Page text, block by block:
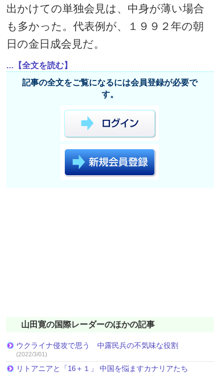
出かけての単独会見は、中身が薄い場合
も多かった。代表例が、１９９２年の朝
日の金日成会見だ。
...【全文を読む】
記事の全文をご覧になるには会員登録が必要で
す。
山田寛の国際レーダーのほかの記事
ウクライナ侵攻で思う 中露民兵の不気味な役割
(2022/3/01)
リトアニアと「16＋１」 中国を悩ますカナリアたち